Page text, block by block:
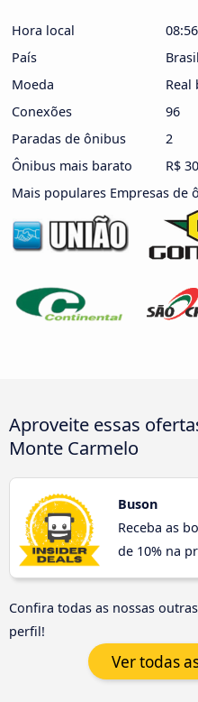
Hora local
País
Brasil
Moeda
Real
Conexões
96
Paradas de ônibus
2
Ônibus mais barato
R$ 30
Mais populares Empresas de
Aproveite essas
Monte Carmelo
Buson
Receba as
de 10% na
Confira todas as nossas
perfil!
Ver todas